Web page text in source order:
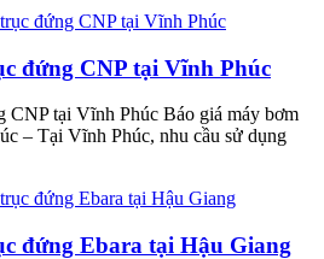
đứng CNP tại Vĩnh Phúc
CNP tại Vĩnh Phúc Báo giá máy bơm
– Tại Vĩnh Phúc, nhu cầu sử dụng
đứng Ebara tại Hậu Giang